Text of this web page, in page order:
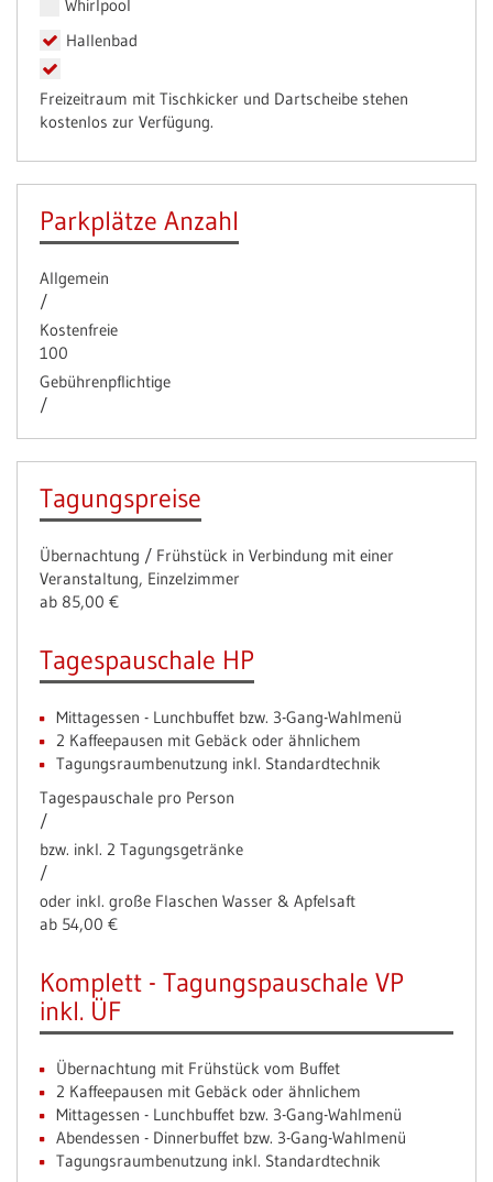
Whirlpool
Hallenbad
Freizeitraum mit Tischkicker und Dartscheibe stehen
kostenlos zur Verfügung.
Parkplätze Anzahl
Allgemein
/
Kostenfreie
100
Gebührenpflichtige
/
Tagungspreise
Übernachtung / Frühstück in Verbindung mit einer
Veranstaltung, Einzelzimmer
ab 85,00 €
Tagespauschale HP
Mittagessen - Lunchbuffet bzw. 3-Gang-Wahlmenü
2 Kaffeepausen mit Gebäck oder ähnlichem
Tagungsraumbenutzung inkl. Standardtechnik
Tagespauschale pro Person
/
bzw. inkl. 2 Tagungsgetränke
/
oder inkl. große Flaschen Wasser & Apfelsaft
ab 54,00 €
Komplett - Tagungspauschale VP
inkl. ÜF
Übernachtung mit Frühstück vom Buffet
2 Kaffeepausen mit Gebäck oder ähnlichem
Mittagessen - Lunchbuffet bzw. 3-Gang-Wahlmenü
Abendessen - Dinnerbuffet bzw. 3-Gang-Wahlmenü
Tagungsraumbenutzung inkl. Standardtechnik